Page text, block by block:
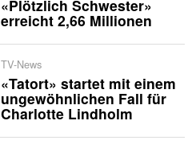
«Plötzlich Schwester»
erreicht 2,66 Millionen
TV-News
«Tatort» startet mit einem
ungewöhnlichen Fall für
Charlotte Lindholm